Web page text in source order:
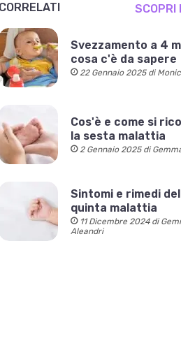
CORRELATI SCOPRI
Svezzamento a 4
cosa c'è da sapere
22 Gennaio 2025 di
Cos'è e come si
la sesta malattia
2 Gennaio 2025 di
Sintomi e rimedi
quinta malattia
11 Dicembre 2024 di
Aleandri